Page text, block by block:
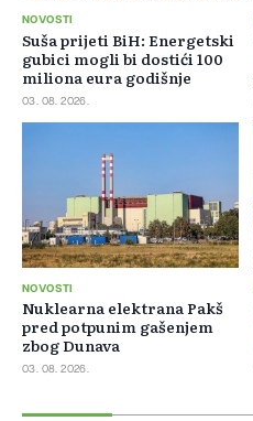
NOVOSTI
Suša prijeti BiH: Energetski
gubici mogli bi dostići 100
miliona eura godišnje
03. 08. 2026.
NOVOSTI
Nuklearna elektrana Pakš
pred potpunim gašenjem
zbog Dunava
03. 08. 2026.